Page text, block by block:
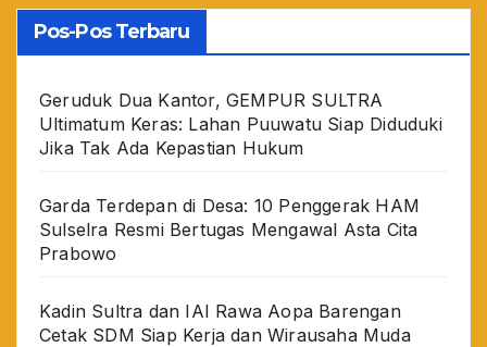
Pos-Pos Terbaru
Geruduk Dua Kantor, GEMPUR SULTRA
Ultimatum Keras: Lahan Puuwatu Siap Diduduki
Jika Tak Ada Kepastian Hukum
Garda Terdepan di Desa: 10 Penggerak HAM
Sulselra Resmi Bertugas Mengawal Asta Cita
Prabowo
Kadin Sultra dan IAI Rawa Aopa Barengan
Cetak SDM Siap Kerja dan Wirausaha Muda